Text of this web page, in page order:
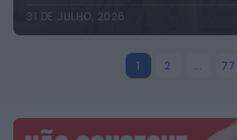
31 DE JULHO, 2026
1 2 … 77